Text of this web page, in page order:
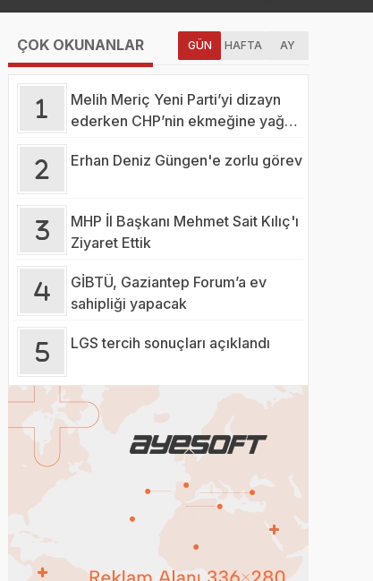
ÇOK OKUNANLAR GÜN HAFTA AY
Melih Meriç Yeni Parti’yi dizayn
ederken CHP’nin ekmeğine yağ
Erhan Deniz Güngen'e zorlu görev
MHP İl Başkanı Mehmet Sait Kılıç'ı
Ziyaret Ettik
GİBTÜ, Gaziantep Forum’a ev
sahipliği yapacak
LGS tercih sonuçları açıklandı